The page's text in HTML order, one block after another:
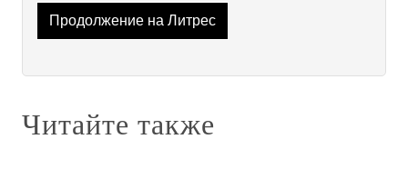
Продолжение на Литрес
Читайте также